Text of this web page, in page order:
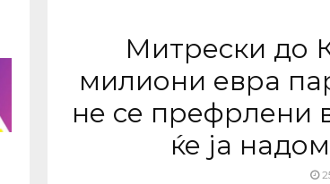
Митрески до
милиони евра
не се префрлени
ќе ја